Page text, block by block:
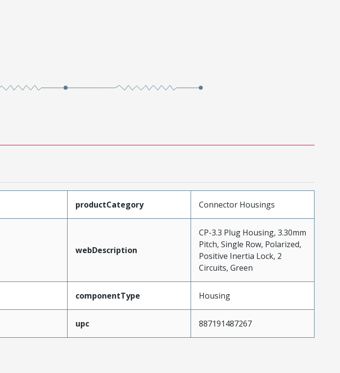
productCategory Connector Housings
webDescription
CP-3.3 Plug Housing, 3.30mm
Pitch, Single Row, Polarized,
Positive Inertia Lock, 2
Circuits, Green
componentType Housing
upc 887191487267